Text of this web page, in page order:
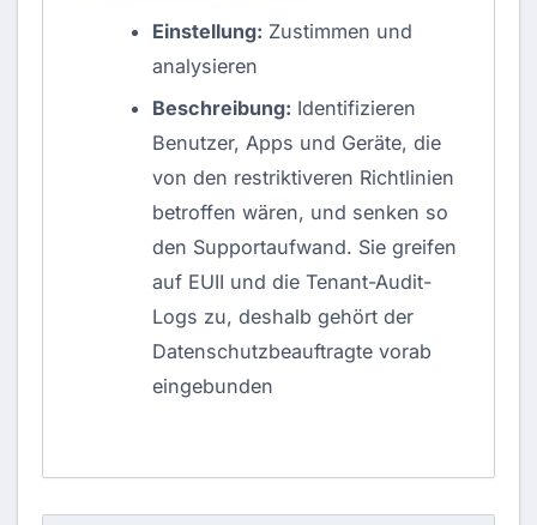
Einstellung: Zustimmen und
analysieren
Beschreibung: Identifizieren
Benutzer, Apps und Geräte, die
von den restriktiveren Richtlinien
betroffen wären, und senken so
den Supportaufwand. Sie greifen
auf EUII und die Tenant-Audit-
Logs zu, deshalb gehört der
Datenschutzbeauftragte vorab
eingebunden